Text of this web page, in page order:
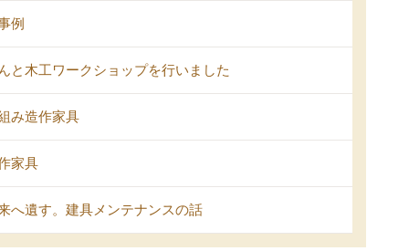
例
と木工ワークショップを行いました
み造作家具
家具
へ遺す。建具メンテナンスの話